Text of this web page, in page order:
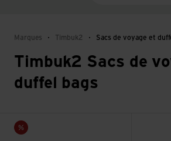
Marques Timbuk2 Sacs de voyage et
Timbuk2 Sacs de
duffel bags
Vente
Voir Flight Classic Messenger